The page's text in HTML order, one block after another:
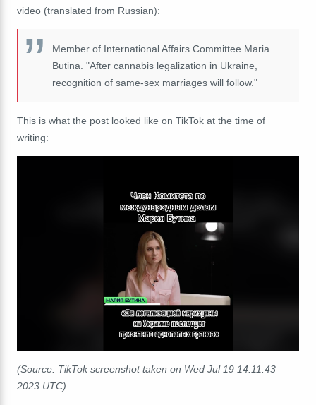
video (translated from Russian):
Member of International Affairs Committee Maria
Butina. "After cannabis legalization in Ukraine,
recognition of same-sex marriages will follow."
This is what the post looked like on TikTok at the time of
writing:
(Source: TikTok screenshot taken on Wed Jul 19 14:11:43
2023 UTC)